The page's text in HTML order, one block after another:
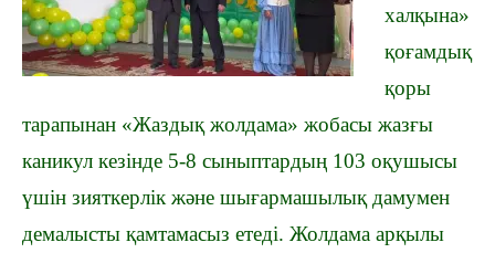
халқына»
қоғамдық
қоры
тарапынан «Жаздық жолдама» жобасы жазғы
каникул кезінде 5-8 сыныптардың 103 оқушысы
үшін зияткерлік және шығармашылық дамумен
демалысты қамтамасыз етеді. Жолдама арқылы